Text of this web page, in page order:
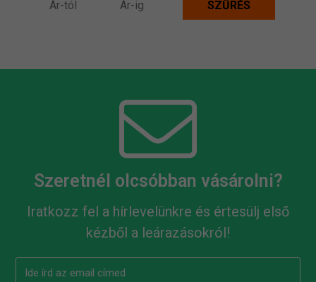
Szeretnél olcsóbban vásárolni?
Iratkozz fel a hírlevelünkre és értesülj első
kézből a leárazásokról!